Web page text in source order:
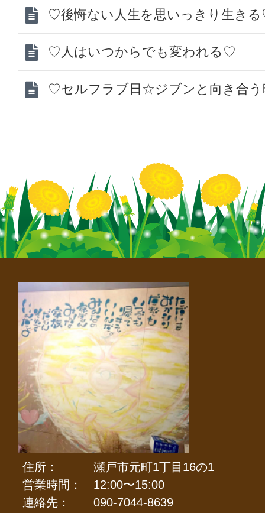
♡後悔ない人生を思いっきり生き
♡人はいつからでも変われる♡
♡セルフラブ日☆ジブンと向き合
住所：
瀬戸市元町1丁目16の1
営業時間：
12:00〜15:00
連絡先：
090-7044-8639